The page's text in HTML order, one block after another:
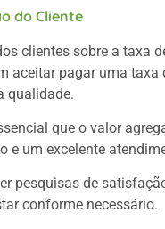
do Cliente
clientes sobre a taxa
aceitar pagar uma taxa
qualidade.
que o valor
e um excelente
pesquisas de
conforme necessário.